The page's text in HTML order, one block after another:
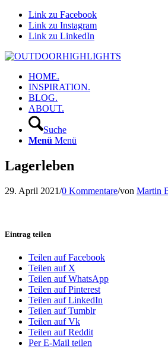
Link zu Facebook
Link zu Instagram
Link zu LinkedIn
HOME.
INSPIRATION.
BLOG.
ABOUT.
Suche
Menü Menü
Lagerleben
29. April 2021/0 Kommentare/von Martin
Eintrag teilen
Teilen auf Facebook
Teilen auf X
Teilen auf WhatsApp
Teilen auf Pinterest
Teilen auf LinkedIn
Teilen auf Tumblr
Teilen auf Vk
Teilen auf Reddit
Per E-Mail teilen